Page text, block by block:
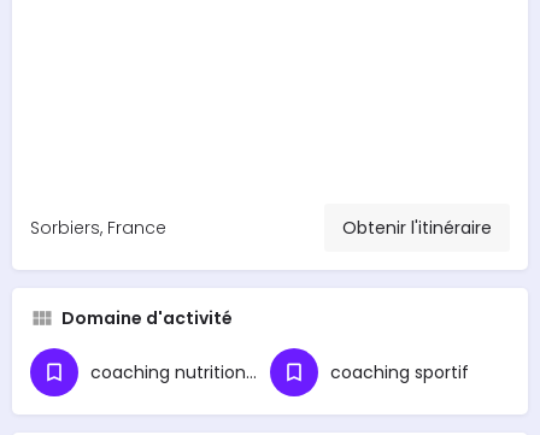
Sorbiers, France Obtenir l'itinéraire
Domaine d'activité
coaching nutritionnel coaching sportif